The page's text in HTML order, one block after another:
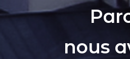
nous